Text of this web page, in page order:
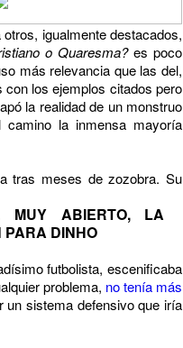
igualmente destacados,
o Quaresma?es poco
más relevancia que las del,
los ejemplos citados pero
la realidad de un monstruo
la inmensa mayoría
tras meses de zozobra. Su
MUY ABIERTO, LA
PARA DINHO
futbolista, escenificaba
problema, no tenía más
sistema defensivo que iría